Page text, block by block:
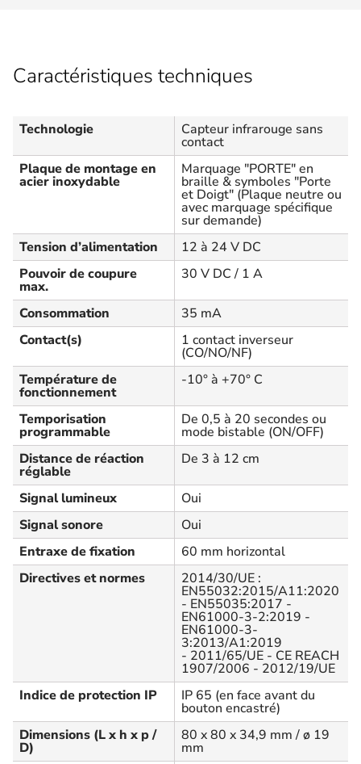
Caractéristiques techniques
Technologie Capteur infrarouge sans
contact
Plaque de montage en
acier inoxydable
Marquage "PORTE" en
braille & symboles "Porte
et Doigt" (Plaque neutre ou
avec marquage spécifique
sur demande)
Tension d’alimentation
12 à 24 V DC
Pouvoir de coupure
max.
30 V DC / 1 A
Consommation
35 mA
Contact(s)
1 contact inverseur
(CO/NO/NF)
Température de
fonctionnement
-10° à +70° C
Temporisation
programmable
De 0,5 à 20 secondes ou
mode bistable (ON/OFF)
Distance de réaction
réglable
De 3 à 12 cm
Signal lumineux
Oui
Signal sonore
Oui
Entraxe de fixation
60 mm horizontal
Directives et normes
2014/30/UE :
EN55032:2015/A11:2020
- EN55035:2017 -
EN61000-3-2:2019 -
EN61000-3-
3:2013/A1:2019
- 2011/65/UE - CE REACH
1907/2006 - 2012/19/UE
Indice de protection IP
IP 65 (en face avant du
bouton encastré)
Dimensions (L x h x p /
D)
80 x 80 x 34,9 mm / ø 19
mm